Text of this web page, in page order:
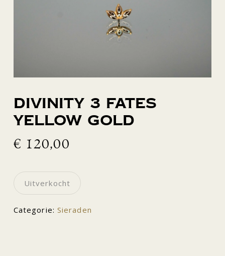
Divinity 3 Fates
yellow gold
€ 120,00
Uitverkocht
Categorie: Sieraden